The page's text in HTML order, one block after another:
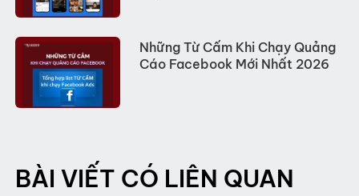
Những Từ Cấm Khi Chạy Quảng
Cáo Facebook Mới Nhất 2026
BÀI VIẾT CÓ LIÊN QUAN